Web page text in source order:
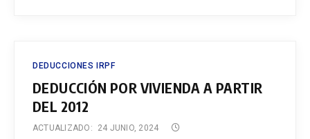
DEDUCCIONES IRPF
DEDUCCIÓN POR VIVIENDA A PARTIR
DEL 2012
ACTUALIZADO: 24 JUNIO, 2024